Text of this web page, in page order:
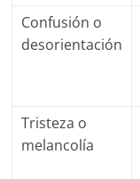
Confusión o
desorientación
Tristeza o
melancolía